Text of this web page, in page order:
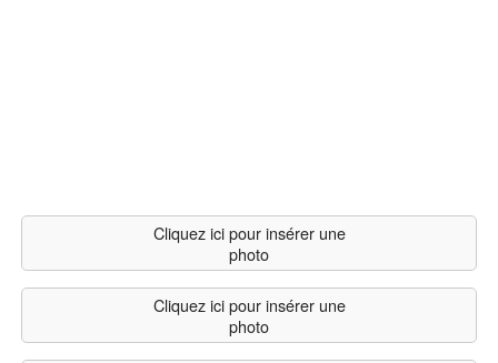
Cliquez ici pour insérer une
photo
Cliquez ici pour insérer une
photo